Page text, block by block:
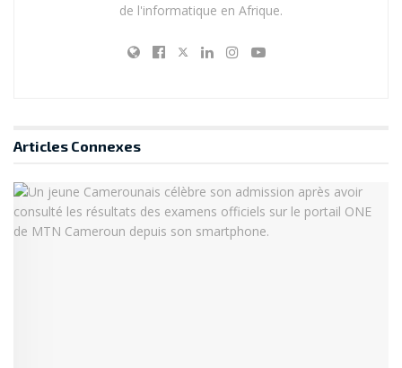
de l'informatique en Afrique.
Articles Connexes